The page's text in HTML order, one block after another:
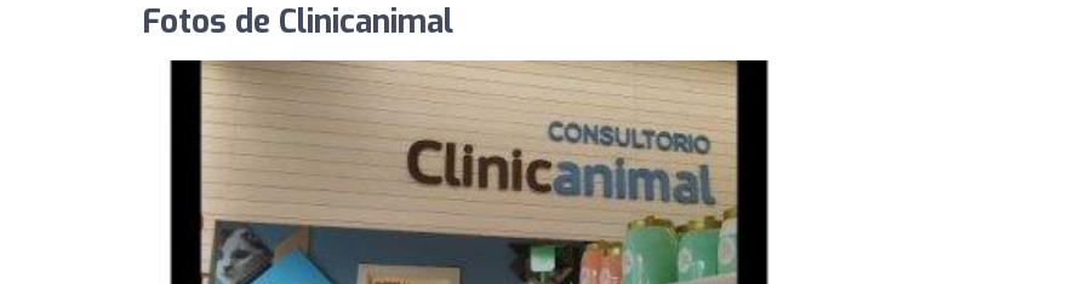
Fotos de Clinicanimal